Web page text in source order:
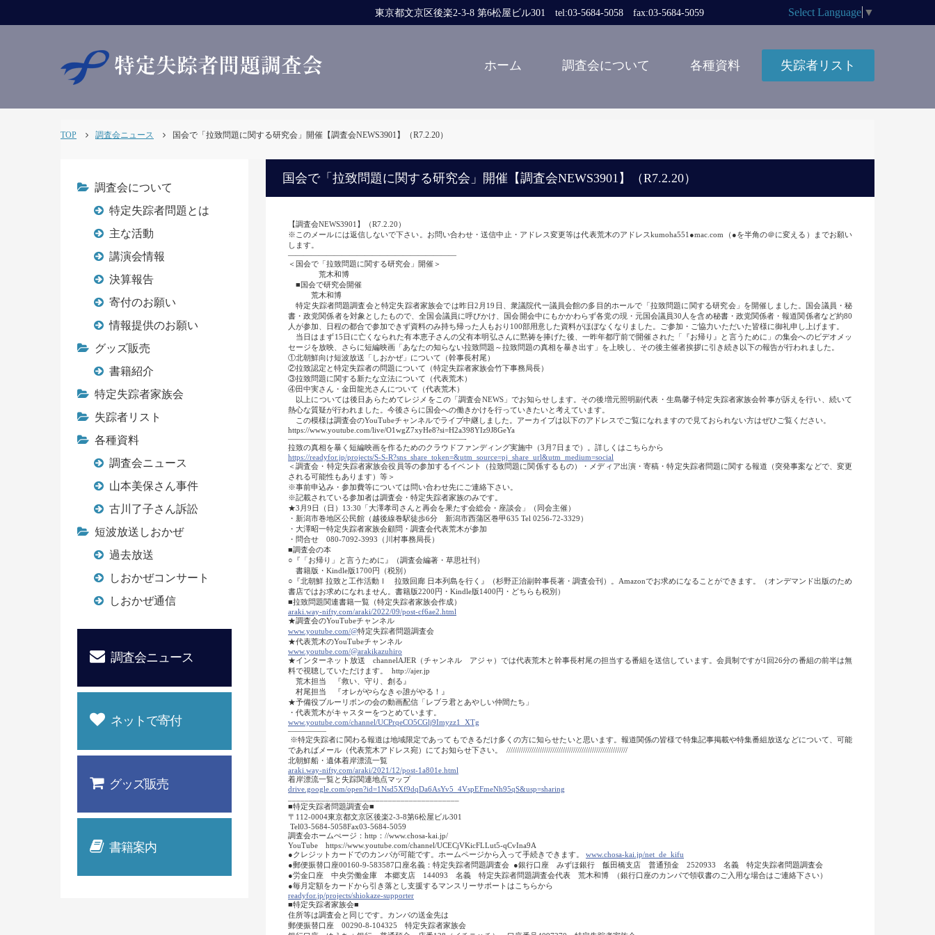
東京都文京区後楽2-3-8 第6松屋ビル301 tel:03-5684-5058 fax:03-5684-5059 Select Language ▼
ホーム 調査会について 各種資料 失踪者リスト
TOP 調査会ニュース 国会で「拉致問題に関する研究会」開催【調査会NEWS3901】（R7.2.20）
国会で「拉致問題に関する研究会」開催【調査会NEWS3901】（R7.2.20）
【調査会NEWS3901】（R7.2.20）
※このメールには返信しないで下さい。お問い合わせ・送信中止・アドレス変更等は代表荒木のアドレスkumoha551●mac.com（●を半角の＠に変える）までお願い
します。
――――――――――――――――――――――
＜国会で「拉致問題に関する研究会」開催＞
荒木和博
■国会で研究会開催
荒木和博
特定失踪者問題調査会と特定失踪者家族会では昨日2月19日、衆議院代一議員会館の多目的ホールで「拉致問題に関する研究会」を開催しました。国会議員・秘
書・政党関係者を対象としたもので、全国会議員に呼びかけ、国会開会中にもかかわらず各党の現・元国会議員30人を含め秘書・政党関係者・報道関係者など約80
人が参加、日程の都合で参加できず資料のみ持ち帰った人もおり100部用意した資料がほぼなくなりました。ご参加・ご協力いただいた皆様に御礼申し上げます。
当日はまず15日に亡くなられた有本恵子さんの父有本明弘さんに黙祷を捧げた後、一昨年都庁前で開催された「『お帰り』と言うために」の集会へのビデオメッ
セージを放映、さらに短編映画「あなたの知らない拉致問題～拉致問題の真相を暴き出す」を上映し、その後主催者挨拶に引き続き以下の報告が行われました。
①北朝鮮向け短波放送「しおかぜ」について（幹事長村尾）
②拉致認定と特定失踪者の問題について（特定失踪者家族会竹下事務局長）
③拉致問題に関する新たな立法について（代表荒木）
④田中実さん・金田龍光さんについて（代表荒木）
以上については後日あらためてレジメをこの「調査会NEWS」でお知らせします。その後増元照明副代表・生島馨子特定失踪者家族会幹事が訴えを行い、続いて
熱心な質疑が行われました。今後さらに国会への働きかけを行っていきたいと考えています。
この模様は調査会のYouTubeチャンネルでライブ中継しました。アーカイブは以下のアドレスでご覧になれますので見ておられない方はぜひご覧ください。
https://www.youtube.com/live/O1wgZ7xyHe8?si=H2a398YIz9J8GeYa
―――――――――――――――――――――――-
拉致の真相を暴く短編映画を作るためのクラウドファンディング実施中（3月7日まで）。詳しくはこちらから
https://readyfor.jp/projects/S-S-R?sns_share_token=&utm_source=pj_share_url&utm_medium=social
＜調査会・特定失踪者家族会役員等の参加するイベント（拉致問題に関係するもの）・メディア出演・寄稿・特定失踪者問題に関する報道（突発事案などで、変更
される可能性もあります）等＞
※事前申込み・参加費等については問い合わせ先にご連絡下さい。
※記載されている参加者は調査会・特定失踪者家族のみです。
★3月9日（日）13:30「大澤孝司さんと再会を果たす会総会・座談会」（同会主催）
・新潟市巻地区公民館（越後線巻駅徒歩6分 新潟市西蒲区巻甲635 Tel 0256-72-3329）
・大澤昭一特定失踪者家族会顧問・調査会代表荒木が参加
・問合せ 080-7092-3993（川村事務局長）
■調査会の本
○『「お帰り」と言うために』（調査会編著・草思社刊）
書籍版・Kindle版1700円（税別）
○『北朝鮮 拉致と工作活動Ⅰ 拉致回廊 日本列島を行く』（杉野正治副幹事長著・調査会刊）。Amazonでお求めになることができます。（オンデマンド出版のため
書店ではお求めになれません。書籍版2200円・Kindle版1400円・どちらも税別）
■拉致問題関連書籍一覧（特定失踪者家族会作成）
araki.way-nifty.com/araki/2022/09/post-cf6ae2.html
★調査会のYouTubeチャンネル
www.youtube.com/@特定失踪者問題調査会
★代表荒木のYouTubeチャンネル
www.youtube.com/@arakikazuhiro
★インターネット放送 channelAJER（チャンネル アジャ）では代表荒木と幹事長村尾の担当する番組を送信しています。会員制ですが1回26分の番組の前半は無
料で視聴していただけます。 http://ajer.jp
荒木担当 『救い、守り、創る』
村尾担当 『オレがやらなきゃ誰がやる！』
★予備役ブルーリボンの会の動画配信「レブラ君とあやしい仲間たち」
・代表荒木がキャスターをつとめています。
www.youtube.com/channel/UCPrqeCO5CGlj9Imyzz1_XTg
―――――
※特定失踪者に関わる報道は地域限定であってもできるだけ多くの方に知らせたいと思います。報道関係の皆様で特集記事掲載や特集番組放送などについて、可能
であればメール（代表荒木アドレス宛）にてお知らせ下さい。 //////////////////////////////////////////////////////////
北朝鮮船・遺体着岸漂流一覧
araki.way-nifty.com/araki/2021/12/post-1a801e.html
着岸漂流一覧と失踪関連地点マップ
drive.google.com/open?id=1Nsd5Xf9dqDa6AsYv5_4VspEFmeNh95qS&usp=sharing
■特定失踪者問題調査会■
〒112-0004東京都文京区後楽2-3-8第6松屋ビル301
Tel03-5684-5058Fax03-5684-5059
調査会ホームぺージ：http：//www.chosa-kai.jp/
YouTube https://www.youtube.com/channel/UCECjVKicFLLut5-qCvIna9A
●クレジットカードでのカンパが可能です。ホームページから入って手続きできます。 www.chosa-kai.jp/net_de_kifu
●郵便振替口座00160-9-583587口座名義：特定失踪者問題調査会 ●銀行口座 みずほ銀行 飯田橋支店 普通預金 2520933 名義 特定失踪者問題調査会
●労金口座 中央労働金庫 本郷支店 144093 名義 特定失踪者問題調査会代表 荒木和博 （銀行口座のカンパで領収書のご入用な場合はご連絡下さい）
●毎月定額をカードから引き落とし支援するマンスリーサポートはこちらから
readyfor.jp/projects/shiokaze-supporter
■特定失踪者家族会■
住所等は調査会と同じです。カンパの送金先は
郵便振替口座 00290-8-104325 特定失踪者家族会
調査会について
特定失踪者問題とは
主な活動
講演会情報
決算報告
寄付のお願い
情報提供のお願い
グッズ販売
書籍紹介
特定失踪者家族会
失踪者リスト
各種資料
調査会ニュース
山本美保さん事件
古川了子さん訴訟
短波放送しおかぜ
過去放送
しおかぜコンサート
しおかぜ通信
調査会ニュース
ネットで寄付
グッズ販売
書籍案内